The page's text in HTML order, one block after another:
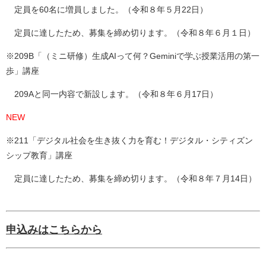
定員を60名に増員しました。（令和８年５月22日）
定員に達したため、募集を締め切ります。（令和８年６月１日）
※209B「（ミニ研修）生成AIって何？Geminiで学ぶ授業活用の第一
歩」講座
209Aと同一内容で新設します。（令和８年６月17日）
NEW
※211「デジタル社会を生き抜く力を育む！デジタル・シティズン
シップ教育」講座
定員に達したため、募集を締め切ります。（令和８年７月14日）
申込みはこちらから